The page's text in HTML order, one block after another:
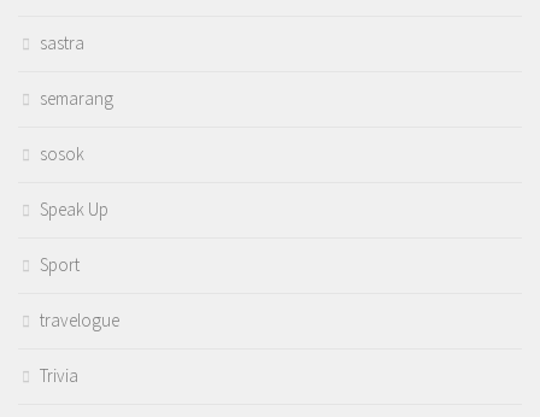
sastra
semarang
sosok
Speak Up
Sport
travelogue
Trivia